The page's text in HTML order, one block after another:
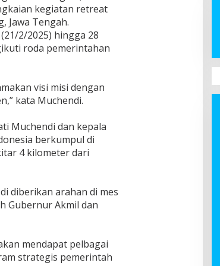
kegiatan retreat
Jawa Tengah.
2/2025) hingga 28
roda pemerintahan
visi misi dengan
kata Muchendi.
Muchendi dan kepala
berkumpul di
4 kilometer dari
diberikan arahan di mes
Gubernur Akmil dan
mendapat pelbagai
strategis pemerintah